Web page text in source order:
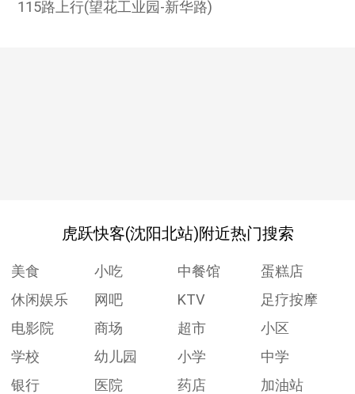
115路上行(望花工业园-新华路)
虎跃快客(沈阳北站)附近热门搜索
美食 小吃 中餐馆
蛋糕店
休闲娱乐
网吧 KTV
足疗按摩
电影院
商场 超市
小区
学校
幼儿园 小学
中学
银行
医院 药店
加油站